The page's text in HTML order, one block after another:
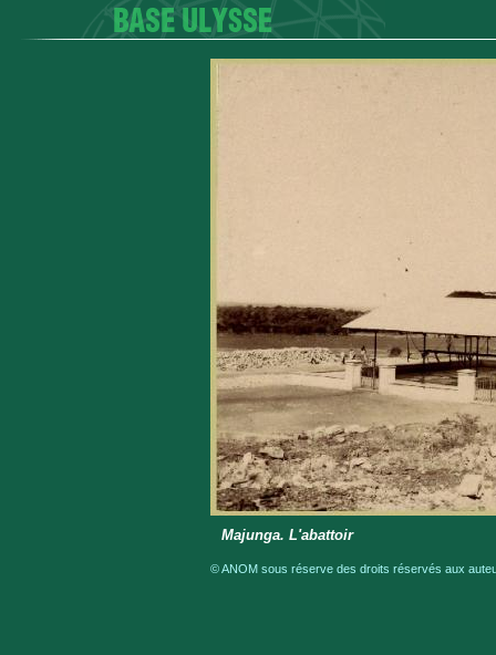
Majunga. L'abattoir
© ANOM sous réserve des droits réservés aux